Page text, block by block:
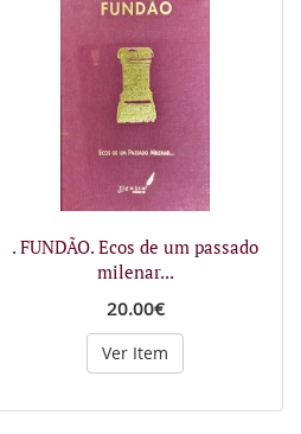
. FUNDÃO. Ecos de um passado
milenar...
20.00€
Ver Item